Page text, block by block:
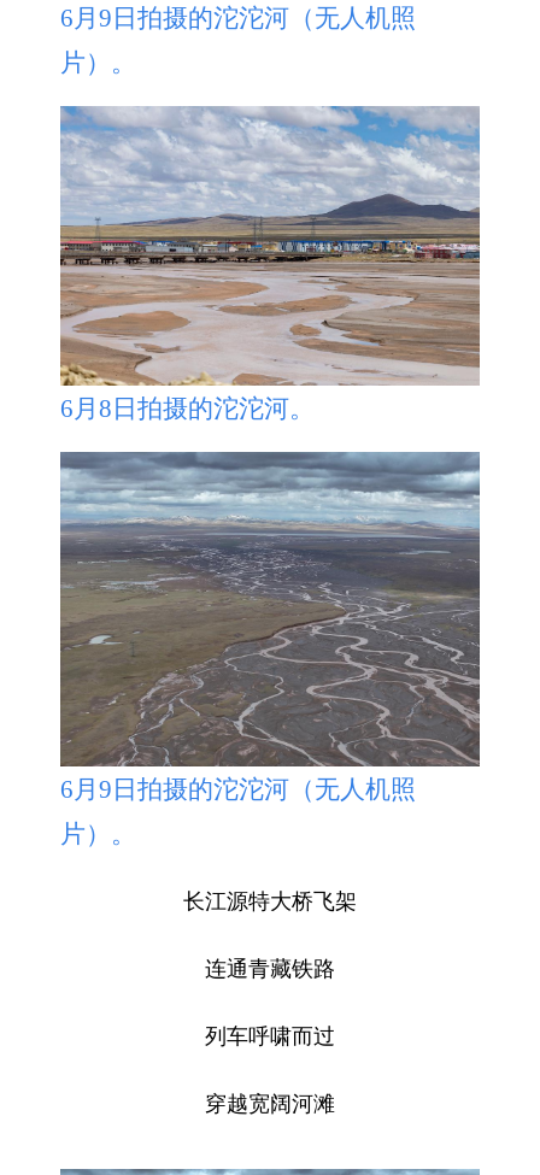
6月9日拍摄的沱沱河（无人机照
片）。
6月8日拍摄的沱沱河。
6月9日拍摄的沱沱河（无人机照
片）。
长江源特大桥飞架
连通青藏铁路
列车呼啸而过
穿越宽阔河滩